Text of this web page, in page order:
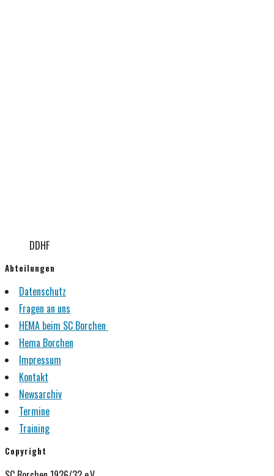
DDHF
Abteilungen
Datenschutz
Fragen an uns
HEMA beim SC Borchen
Hema Borchen
Impressum
Kontakt
Newsarchiv
Termine
Training
Copyright